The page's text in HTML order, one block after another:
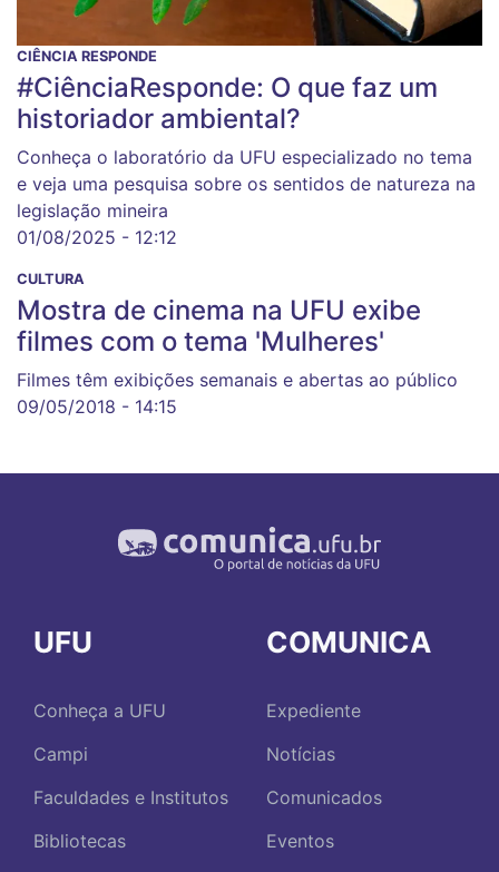
CIÊNCIA RESPONDE
#CiênciaResponde: O que faz um
historiador ambiental?
Conheça o laboratório da UFU especializado no tema
e veja uma pesquisa sobre os sentidos de natureza na
legislação mineira
01/08/2025 - 12:12
CULTURA
Mostra de cinema na UFU exibe
filmes com o tema 'Mulheres'
Filmes têm exibições semanais e abertas ao público
09/05/2018 - 14:15
UFU
Conheça a UFU
Campi
Faculdades e Institutos
Bibliotecas
COMUNICA
Expediente
Notícias
Comunicados
Eventos